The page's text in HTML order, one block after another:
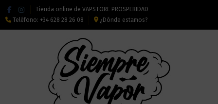
Tienda online de VAPSTORE PROSPERIDAD
Teléfono: +34 628 28 26 08 ¿Dónde estamos?